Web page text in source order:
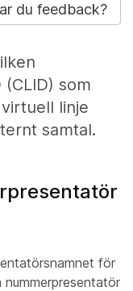
du feedback?
som
linje
samtal.
för